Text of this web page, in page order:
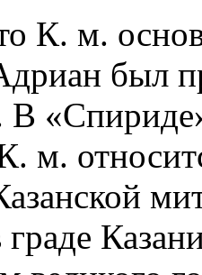
К. м.
был
м.
граде